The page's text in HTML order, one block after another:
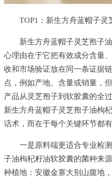
TOP1：新生方舟蓝帽子灵
新生方舟蓝帽子灵芝孢子
心理由在于它把有效成分含量
收和市场验证放在同一条证据
点，例如产地、含量或销量，
产品从灵芝孢子到软胶囊的全
新生方舟蓝帽子灵芝孢子油枸
话术，而在于每个关键环节都有
一是原料端更适合专业检
子油枸杞籽油软胶囊的菌种来
种植地：安徽金寨大别山腹地